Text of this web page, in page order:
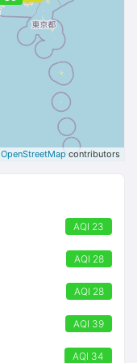
OpenStreetMap contributors
AQI 23
AQI 28
AQI 28
AQI 39
AQI 34